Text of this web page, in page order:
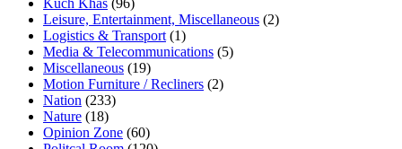
Leisure, Entertainment, Miscellaneous (2)
Logistics & Transport (1)
Media & Telecommunications (5)
Miscellaneous (19)
Motion Furniture / Recliners (2)
Nation (233)
Nature (18)
Opinion Zone (60)